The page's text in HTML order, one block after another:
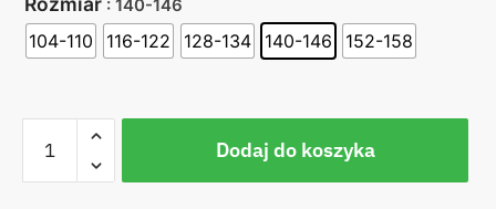
: 140-146
104-110 116-122 128-134 140-146 152-158
Koszulka
dziecięca
Dodaj do koszyka